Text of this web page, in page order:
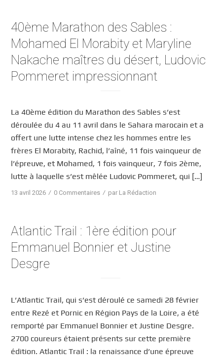
40ème Marathon des Sables :
Mohamed El Morabity et Maryline
Nakache maîtres du désert, Ludovic
Pommeret impressionnant
La 40ème édition du Marathon des Sables s’est
déroulée du 4 au 11 avril dans le Sahara marocain et a
offert une lutte intense chez les hommes entre les
frères El Morabity, Rachid, l’aîné, 11 fois vainqueur de
l’épreuve, et Mohamed, 1 fois vainqueur, 7 fois 2ème,
lutte à laquelle s’est mêlée Ludovic Pommeret, qui […]
13 avril 2026 / 0 Commentaires / par La Rédaction
Atlantic Trail : 1ère édition pour
Emmanuel Bonnier et Justine
Desgre
L’Atlantic Trail, qui s’est déroulé ce samedi 28 février
entre Rezé et Pornic en Région Pays de la Loire, a été
remporté par Emmanuel Bonnier et Justine Desgre.
2700 coureurs étaient présents sur cette première
édition. Atlantic Trail : la renaissance d’une épreuve